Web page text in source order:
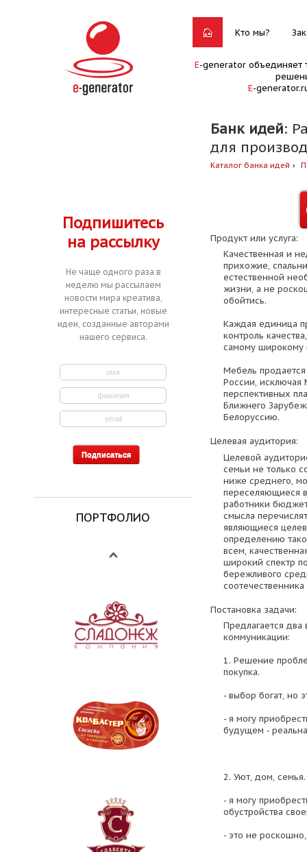
Кто мы?
E-generator объединяет
E-
Банк идей:
для
Каталог банка идей
Подпишитесь
на рассылку
Не чаще одного раза в
неделю мы рассылаем
новости мира креатива,
интересные статьи, новые
идеи, созданные авторами
нашего сервиса.
ПОРТФОЛИО
Продукт или услуга:
Качественная и
прихожие,
естественной
жизни, а не
обойтись.
Каждая единица
контроль
самому широкому
Мебель
России, исключая
перспективных
Ближнего
Белоруссию.
Целевая аудитория:
Целевой
семьи не только
ниже среднего,
переселяющиеся
работники
смысла
являющиеся
определению
всем,
широкий спектр
бережливого
соотечественника
Постановка задачи:
Предлагается два
коммуникации:
1. Решение
покупка.
- выбор богат, но
- я могу
будущем -
2. Уют, дом, семья.
- я могу
обустройства
- это не